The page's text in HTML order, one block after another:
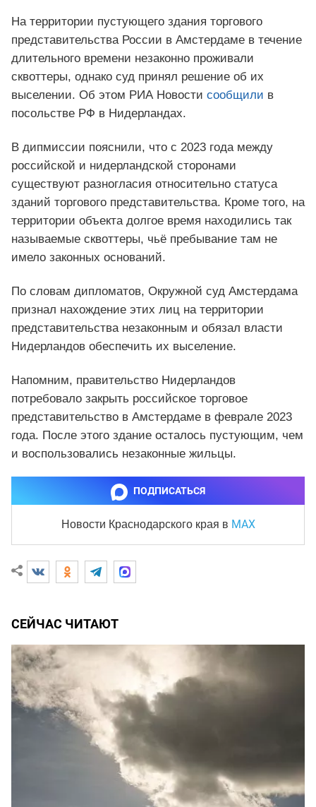
На территории пустующего здания торгового
представительства России в Амстердаме в течение
длительного времени незаконно проживали
сквоттеры, однако суд принял решение об их
выселении. Об этом РИА Новости сообщили в
посольстве РФ в Нидерландах.
В дипмиссии пояснили, что с 2023 года между
российской и нидерландской сторонами
существуют разногласия относительно статуса
зданий торгового представительства. Кроме того, на
территории объекта долгое время находились так
называемые сквоттеры, чьё пребывание там не
имело законных оснований.
По словам дипломатов, Окружной суд Амстердама
признал нахождение этих лиц на территории
представительства незаконным и обязал власти
Нидерландов обеспечить их выселение.
Напомним, правительство Нидерландов
потребовало закрыть российское торговое
представительство в Амстердаме в феврале 2023
года. После этого здание осталось пустующим, чем
и воспользовались незаконные жильцы.
ПОДПИСАТЬСЯ
Новости Краснодарского края в MAX
СЕЙЧАС ЧИТАЮТ